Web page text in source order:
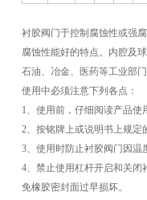
衬胶阀门于控制腐蚀性或强
腐蚀性能好的特点。内腔及
石油、冶金、医药等工业部
使用中必须注意下列各点：
1、使用前，仔细阅读产品使
2、按铭牌上或说明书上规定
3、使用时防止衬胶阀门因
4、禁止使用杠杆开启和关
免橡胶密封面过早损坏。